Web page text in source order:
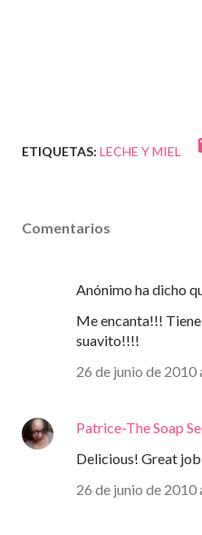
ETIQUETAS: LECHE Y MIEL
Comentarios
Anónimo ha dicho
Me encanta!!!
suavito!!!!
26 de junio de 2010
Patrice-The Soap
Delicious! Great job
26 de junio de 2010